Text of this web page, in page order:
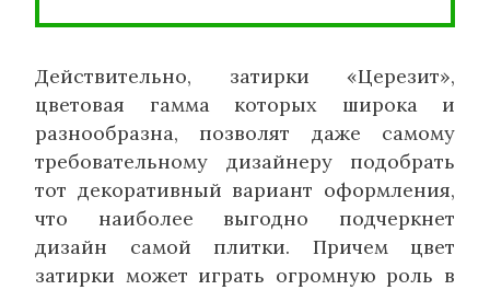
Действительно, затирки «Церезит»,
цветовая гамма которых широка и
разнообразна, позволят даже самому
требовательному дизайнеру подобрать
тот декоративный вариант оформления,
что наиболее выгодно подчеркнет
дизайн самой плитки. Причем цвет
затирки может играть огромную роль в